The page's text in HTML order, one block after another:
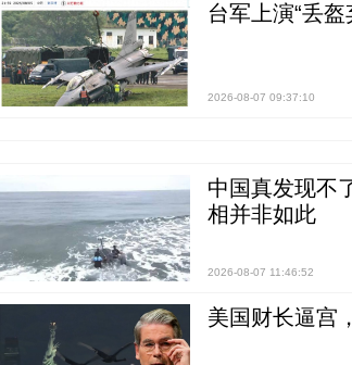
台军上演“丢盔
2026-08-07 09:37:10
中国真发现不
相并非如此
2026-08-07 11:46:52
美国财长逼宫